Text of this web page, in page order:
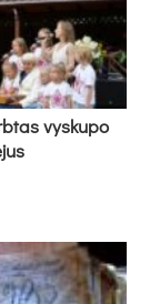
vys­ku­po